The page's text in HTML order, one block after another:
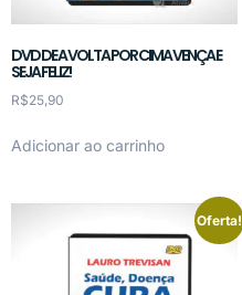
DVD DE A VOLTA POR CIMA VENÇA E
SEJA FELIZ!
R$25,90
Adicionar ao carrinho
Oferta!